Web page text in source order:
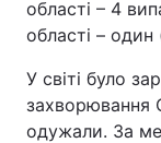
області – 4
області –
У світі було
захворювання
одужали. За